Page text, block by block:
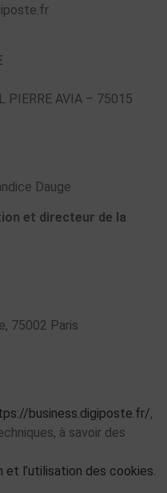
PIERRE AVIA – 75015
Dauge
et directeur de la
75002 Paris
business.digiposte.fr/,
à savoir des
et l’utilisation des cookies.